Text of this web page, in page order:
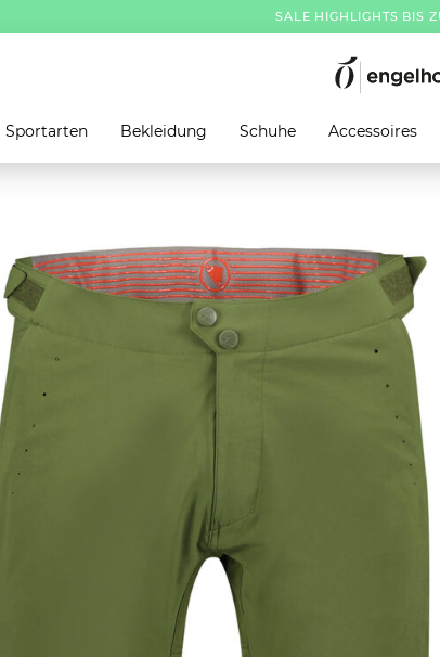
SALE HIGHLIGHTS BIS
Sportarten Bekleidung Schuhe Accessoires